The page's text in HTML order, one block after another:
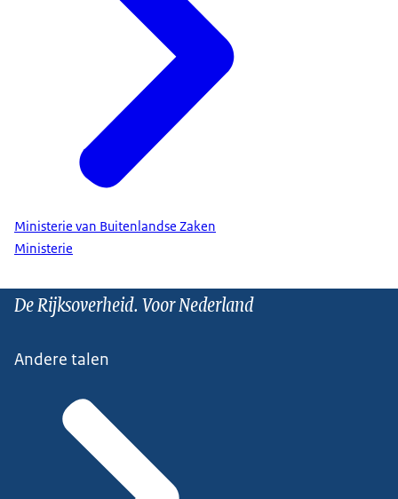
Ministerie van Buitenlandse Zaken
Ministerie
De Rijksoverheid. Voor Nederland
Andere talen